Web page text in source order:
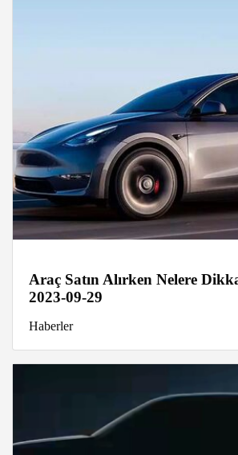
Araç Satın Alırken Nelere
2023-09-29
Haberler